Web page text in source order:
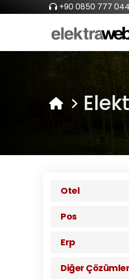
+90 0850 777
Otel
Pos
Erp
Diğer